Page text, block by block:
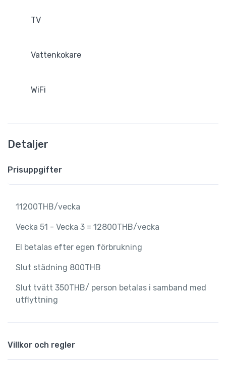
TV
Vattenkokare
WiFi
Detaljer
Prisuppgifter
11200THB/vecka
Vecka 51 - Vecka 3 = 12800THB/vecka
El betalas efter egen förbrukning
Slut städning 800THB
Slut tvätt 350THB/ person betalas i samband med
utflyttning
Villkor och regler